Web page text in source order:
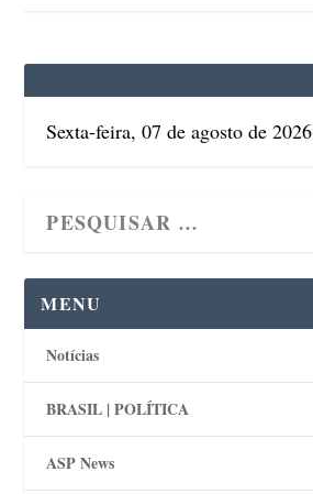
Sexta-feira, 07 de agosto de 2026
MENU
Notícias
BRASIL | POLÍTICA
ASP News